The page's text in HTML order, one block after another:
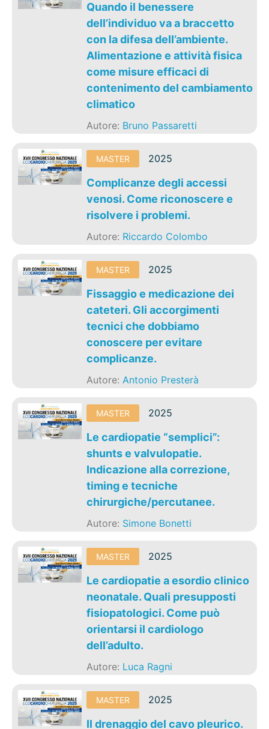
Quando il benessere
dell’individuo va a braccetto
con la difesa dell’ambiente.
Alimentazione e attività fisica
come misure efficaci di
contenimento del cambiamento
climatico
Autore: Bruno Passaretti
MASTER 2025
Complicanze degli accessi
venosi. Come riconoscere e
risolvere i problemi.
Autore: Riccardo Colombo
MASTER 2025
Fissaggio e medicazione dei
cateteri. Gli accorgimenti
tecnici che dobbiamo
conoscere per evitare
complicanze.
Autore:Antonio Presterà
MASTER 2025
Le cardiopatie “semplici”:
shunts e valvulopatie.
Indicazione alla correzione,
timing e tecniche
chirurgiche/percutanee.
Autore: Simone Bonetti
MASTER 2025
Le cardiopatie a esordio clinico
neonatale. Quali presupposti
fisiopatologici. Come può
orientarsi il cardiologo
dell’adulto.
Autore: Luca Ragni
MASTER 2025
Il drenaggio del cavo pleurico.